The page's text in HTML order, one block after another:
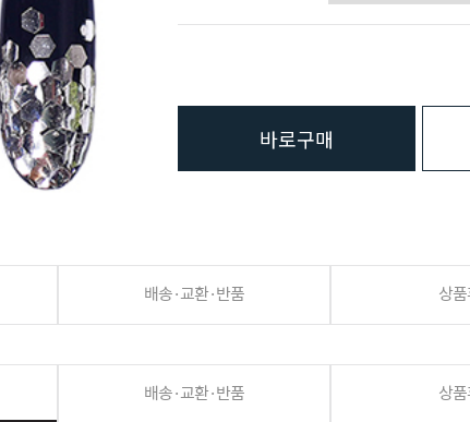
바로구매
배송·교환·반품 상
배송·교환·반품 상